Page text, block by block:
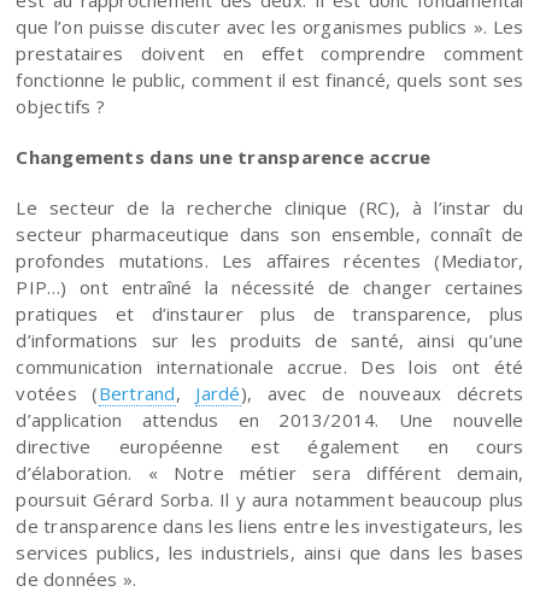
que l’on puisse discuter avec les organismes publics ». Les
prestataires doivent en effet comprendre comment
fonctionne le public, comment il est financé, quels sont ses
objectifs ?
Changements dans une transparence accrue
Le secteur de la recherche clinique (RC), à l’instar du
secteur pharmaceutique dans son ensemble, connaît de
profondes mutations. Les affaires récentes (Mediator,
PIP…) ont entraîné la nécessité de changer certaines
pratiques et d’instaurer plus de transparence, plus
d’informations sur les produits de santé, ainsi qu’une
communication internationale accrue. Des lois ont été
votées (Bertrand, Jardé), avec de nouveaux décrets
d’application attendus en 2013/2014. Une nouvelle
directive européenne est également en cours
d’élaboration. « Notre métier sera différent demain,
poursuit Gérard Sorba. Il y aura notamment beaucoup plus
de transparence dans les liens entre les investigateurs, les
services publics, les industriels, ainsi que dans les bases
de données ».